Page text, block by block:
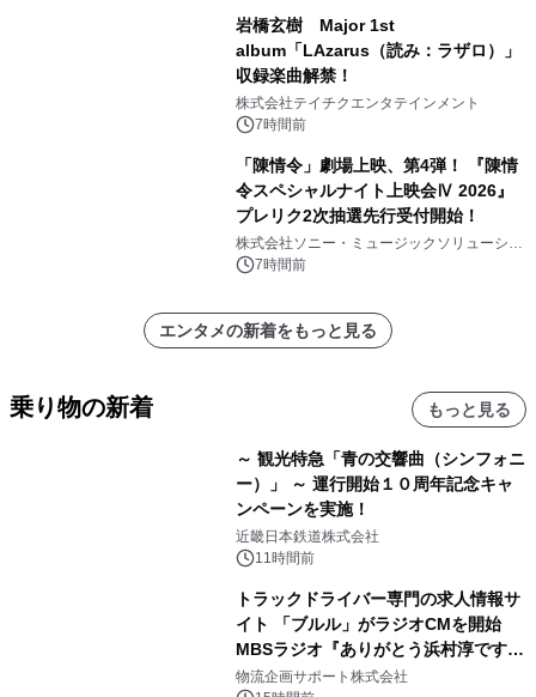
岩橋玄樹 Major 1st
album「LAzarus（読み：ラザロ）」
収録楽曲解禁！
株式会社テイチクエンタテインメント
7時間前
「陳情令」劇場上映、第4弾！ 『陳情
令スペシャルナイト上映会Ⅳ 2026』
プレリク2次抽選先行受付開始！
株式会社ソニー・ミュージックソリューショ
ンズ7時間前
エンタメの新着をもっと見る
乗り物の新着 もっと見る
～ 観光特急「青の交響曲（シンフォニ
ー）」 ～ 運行開始１０周年記念キャ
ンペーンを実施！
近畿日本鉄道株式会社
11時間前
トラックドライバー専門の求人情報サ
イト 「ブルル」がラジオCMを開始
MBSラジオ『ありがとう浜村淳です』
にて8月1日(土)より
物流企画サポート株式会社